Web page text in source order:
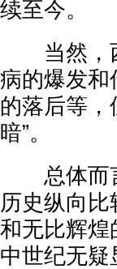
续至今。
当然，西
病的爆发和
的落后等，
暗”。
总体而言
历史纵向
和无比辉煌
中世纪无疑